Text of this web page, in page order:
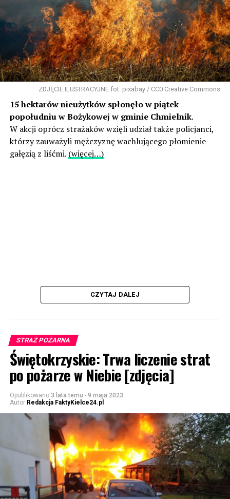
ZDJĘCIE ILUSTRACYJNE fot. pixabay / CC0 Creative Commons
15 hektarów nieużytków spłonęło w piątek
popołudniu w Bożykowej w gminie Chmielnik.
W akcji oprócz strażaków wzięli udział także policjanci,
którzy zauważyli mężczyznę wachlującego płomienie
gałęzią z liśćmi. (więcej…)
CZYTAJ DALEJ
STRAŻ POŻARNA
Świętokrzyskie: Trwa liczenie strat
po pożarze w Niebie [zdjęcia]
Opublikowano 3 lata temu - 9 maja 2023
Autor Redakcja FaktyKielce24.pl